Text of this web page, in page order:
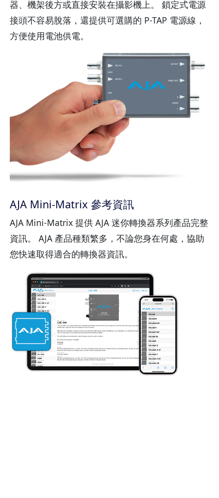
器、機架後方或直接安裝在攝影機上。 鎖定式電源
接頭不容易脫落，還提供可選購的 P-TAP 電源線，
方便使用電池供電。
AJA Mini-Matrix 參考資訊
AJA Mini-Matrix 提供 AJA 迷你轉換器系列產品完整
資訊。 AJA 產品種類繁多，不論您身在何處，協助
您快速取得適合的轉換器資訊。